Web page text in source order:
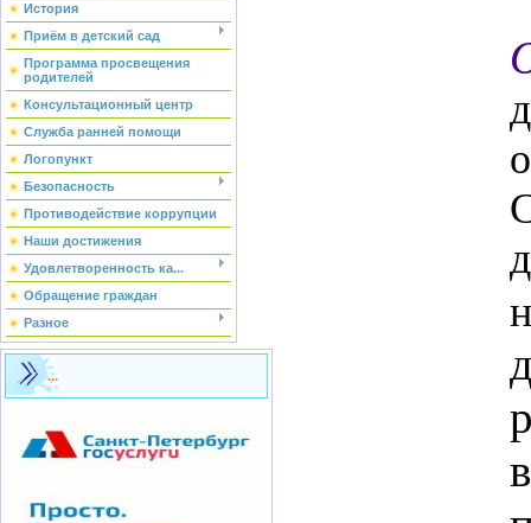
История
Приём в детский сад
Программа просвещения
родителей
Консультационный центр
Служба ранней помощи
Логопункт
Безопасность
Противодействие коррупции
Наши достижения
Удовлетворенность ка...
Обращение граждан
Разное
...